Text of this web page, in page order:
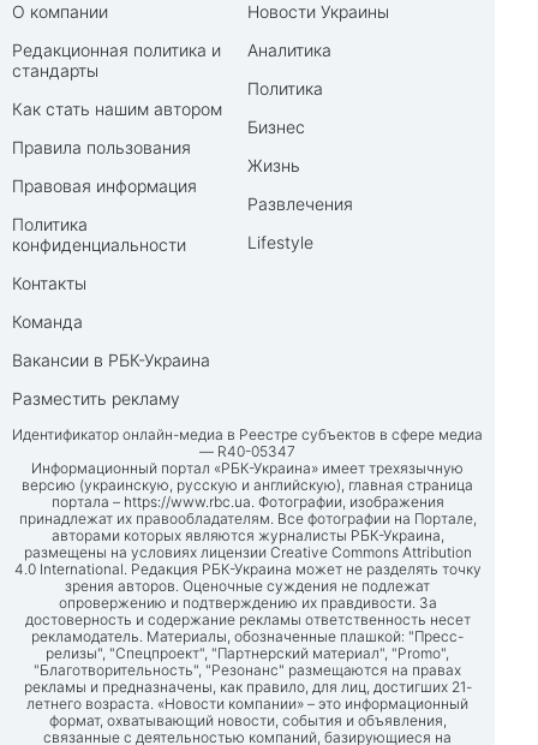
О компании
Редакционная политика и
стандарты
Как стать нашим автором
Правила пользования
Правовая информация
Политика
конфиденциальности
Контакты
Команда
Вакансии в РБК-Украина
Разместить рекламу
Новости Украины
Аналитика
Политика
Бизнес
Жизнь
Развлечения
Lifestyle
Идентификатор онлайн-медиа в Реестре субъектов в сфере медиа
— R40-05347
Информационный портал «РБК-Украина» имеет трехязычную
версию (украинскую, русскую и английскую), главная страница
портала – https://www.rbc.ua. Фотографии, изображения
принадлежат их правообладателям. Все фотографии на Портале,
авторами которых являются журналисты РБК-Украина,
размещены на условиях лицензии Creative Commons Attribution
4.0 International. Редакция РБК-Украина может не разделять точку
зрения авторов. Оценочные суждения не подлежат
опровержению и подтверждению их правдивости. За
достоверность и содержание рекламы ответственность несет
рекламодатель. Материалы, обозначенные плашкой: "Пресс-
релизы", "Спецпроект", "Партнерский материал", "Promo",
"Благотворительность", "Резонанс" размещаются на правах
рекламы и предназначены, как правило, для лиц, достигших 21-
летнего возраста. «Новости компании» – это информационный
формат, охватывающий новости, события и объявления,
связанные с деятельностью компаний, базирующиеся на